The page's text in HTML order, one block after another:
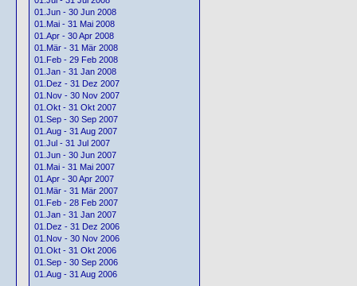
01.Jun - 30 Jun 2008
01.Mai - 31 Mai 2008
01.Apr - 30 Apr 2008
01.Mär - 31 Mär 2008
01.Feb - 29 Feb 2008
01.Jan - 31 Jan 2008
01.Dez - 31 Dez 2007
01.Nov - 30 Nov 2007
01.Okt - 31 Okt 2007
01.Sep - 30 Sep 2007
01.Aug - 31 Aug 2007
01.Jul - 31 Jul 2007
01.Jun - 30 Jun 2007
01.Mai - 31 Mai 2007
01.Apr - 30 Apr 2007
01.Mär - 31 Mär 2007
01.Feb - 28 Feb 2007
01.Jan - 31 Jan 2007
01.Dez - 31 Dez 2006
01.Nov - 30 Nov 2006
01.Okt - 31 Okt 2006
01.Sep - 30 Sep 2006
01.Aug - 31 Aug 2006